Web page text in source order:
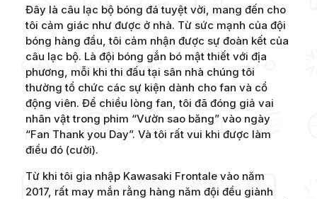
Đây là câu lạc bộ bóng đá tuyệt vời, mang đến cho
tôi cảm giác như được ở nhà. Từ sức mạnh của đội
bóng hàng đầu, tôi cảm nhận được sự đoàn kết của
câu lạc bộ. Là đội bóng gắn bó mật thiết với địa
phương, mỗi khi thi đấu tại sân nhà chúng tôi
thường tổ chức các sự kiện dành cho fan và cổ
động viên. Để chiều lòng fan, tôi đã đóng giả vai
nhân vật trong phim “Vườn sao băng” vào ngày
“Fan Thank you Day”. Và tôi rất vui khi được làm
điều đó (cười).
Từ khi tôi gia nhập Kawasaki Frontale vào năm
2017, rất may mắn rằng hàng năm đội đều giành